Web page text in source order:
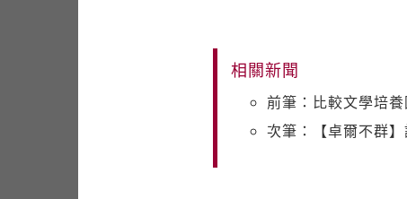
相關新聞
前筆：比較文學培
次筆：【卓爾不群